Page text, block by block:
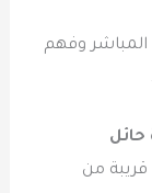
وفهم
حائل
قريبة من